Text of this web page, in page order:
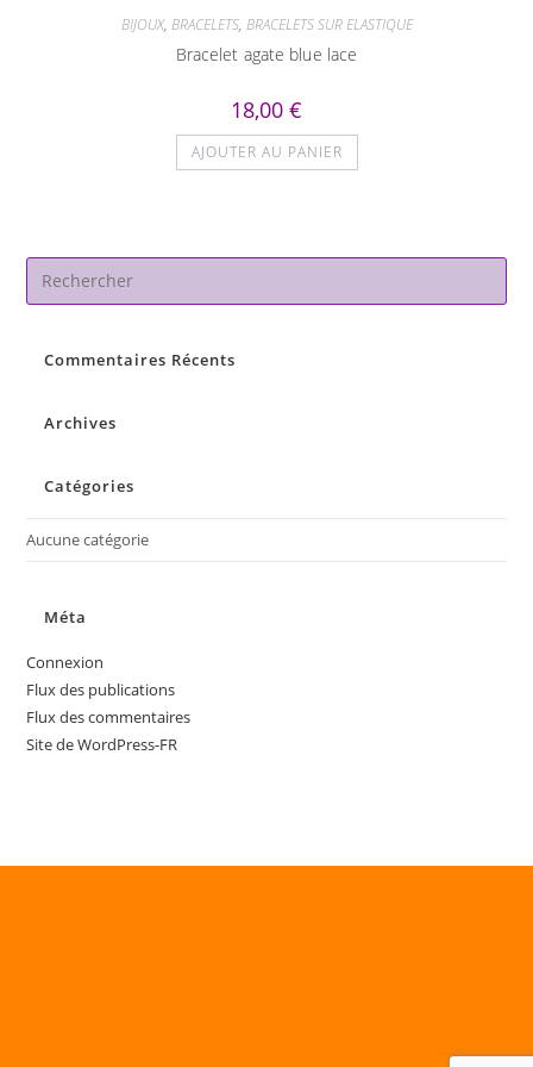
BIJOUX, BRACELETS, BRACELETS SUR ELASTIQUE
Bracelet agate blue lace
18,00 €
AJOUTER AU PANIER
Commentaires Récents
Archives
Catégories
Aucune catégorie
Méta
Connexion
Flux des publications
Flux des commentaires
Site de WordPress-FR